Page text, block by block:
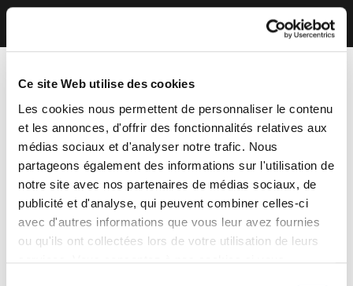
Ce site Web utilise des cookies
Les cookies nous permettent de personnaliser le contenu
et les annonces, d'offrir des fonctionnalités relatives aux
médias sociaux et d'analyser notre trafic. Nous
partageons également des informations sur l'utilisation de
notre site avec nos partenaires de médias sociaux, de
publicité et d'analyse, qui peuvent combiner celles-ci
avec d'autres informations que vous leur avez fournies
ou qu'ils ont collectées lors de votre utilisation de leurs